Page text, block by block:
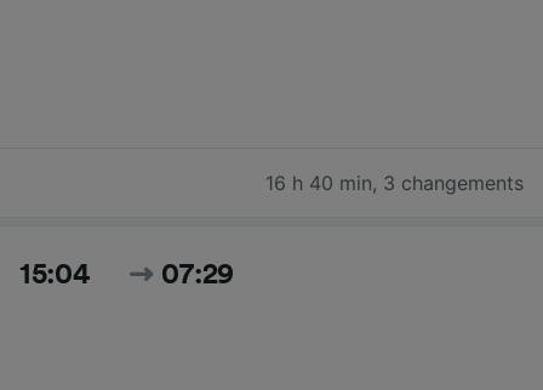
16 h 40 min, 3 changements
15:04 07:29